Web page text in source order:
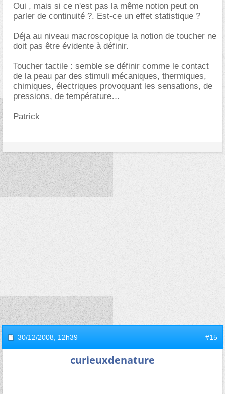
Oui , mais si ce n'est pas la même notion peut on
parler de continuité ?. Est-ce un effet statistique ?
Déja au niveau macroscopique la notion de toucher ne
doit pas être évidente à définir.
Toucher tactile : semble se définir comme le contact
de la peau par des stimuli mécaniques, thermiques,
chimiques, électriques provoquant les sensations, de
pressions, de température
Patrick
30/12/2008, 12h39 #15
curieuxdenature